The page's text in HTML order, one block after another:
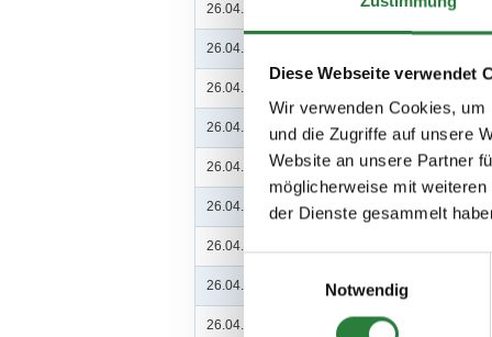
Diese Webseite verwendet
Wir verwenden Cookies,
und die Zugriffe auf unsere
Website an unsere Partner
möglicherweise mit
der Dienste gesammelt
Einwilligungsauswahl
Notwendig
26.04.2025 ( 1. Reitpferdeprüfung
26.04.2025 (
26.04.2025 (
26.04.2025 ( n) 4. Dressurprüfung Kl.A*
26.04.2025 (n) 5. Amateur-
26.04.2025 ( n 6. Dressurprfg. Kl.L* - Tr.
26.04.2025 (
26.04.2025 ( 8. Springpferdeprüfung
26.04.2025 ( 9. Springpferdeprüfung